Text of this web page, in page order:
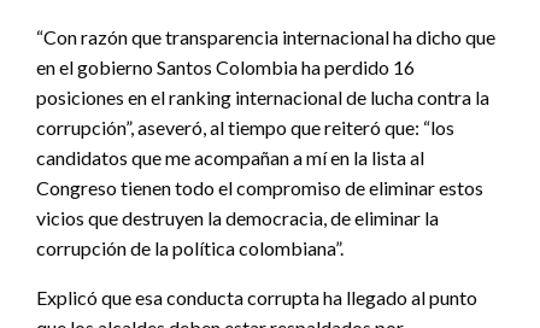
“Con razón que transparencia internacional ha dicho que
en el gobierno Santos Colombia ha perdido 16
posiciones en el ranking internacional de lucha contra la
corrupción”, aseveró, al tiempo que reiteró que: “los
candidatos que me acompañan a mí en la lista al
Congreso tienen todo el compromiso de eliminar estos
vicios que destruyen la democracia, de eliminar la
corrupción de la política colombiana”.
Explicó que esa conducta corrupta ha llegado al punto